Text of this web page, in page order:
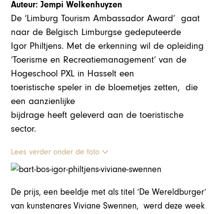
Auteur: Jempi Welkenhuyzen
De ‘Limburg Tourism Ambassador Award’ gaat
naar de Belgisch Limburgse gedeputeerde
Igor Philtjens. Met de erkenning wil de opleiding
‘Toerisme en Recreatiemanagement’ van de
Hogeschool PXL in Hasselt een
toeristische speler in de bloemetjes zetten, die
een aanzienlijke
bijdrage heeft geleverd aan de toeristische
sector.
Lees verder onder de foto
De prijs, een beeldje met als titel ‘De Wereldburger’
van kunstenares Viviane Swennen, werd deze week